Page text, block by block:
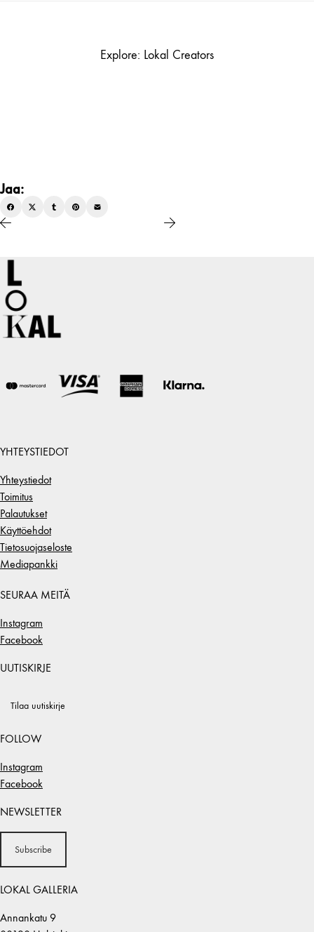
Explore: Lokal Creators
Jaa:
YHTEYSTIEDOT
Yhteystiedot
Toimitus
Palautukset
Käyttöehdot
Tietosuojaseloste
Mediapankki
SEURAA MEITÄ
Instagram
Facebook
UUTISKIRJE
Tilaa uutiskirje
FOLLOW
Instagram
Facebook
NEWSLETTER
Subscribe
LOKAL GALLERIA
Annankatu 9